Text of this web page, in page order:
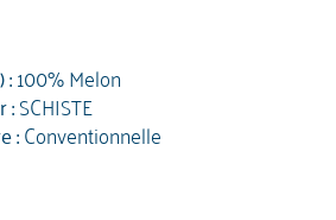
:100% Melon
:SCHISTE
:Conventionnelle